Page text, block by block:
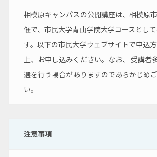
相模原キャンパスの公開講座は、相模原
催で、市民大学青山学院大学コースとし
す。以下の市民大学ウェブサイトで申込
上、お申し込みください。なお、 受講者
選を行う場合がありますのであらかじめ
い。
注意事項